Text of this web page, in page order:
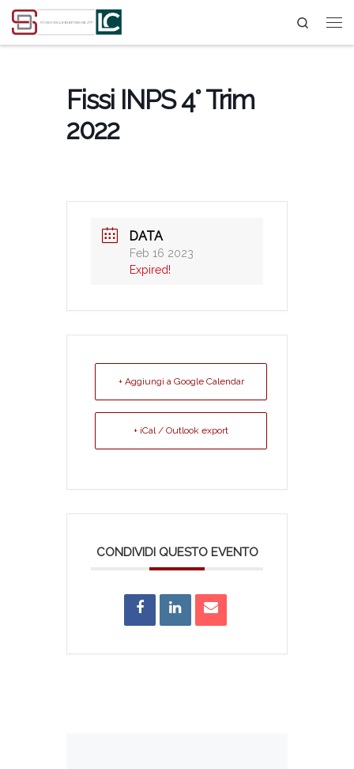
Passa al contenuto Search
Fissi INPS 4° Trim
2022
DATA
Feb 16 2023
Expired!
+ Aggiungi a Google Calendar
+ iCal / Outlook export
CONDIVIDI QUESTO EVENTO